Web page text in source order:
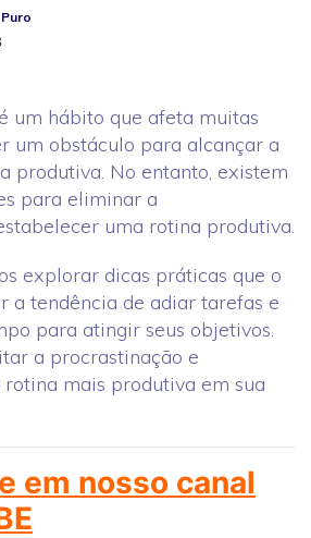
um hábito que afeta muitas
um obstáculo para alcançar a
produtiva. No entanto, existem
para eliminar a
uma rotina produtiva.
explorar dicas práticas que o
a tendência de adiar tarefas e
para atingir seus objetivos.
a procrastinação e
mais produtiva em sua
em nosso canal